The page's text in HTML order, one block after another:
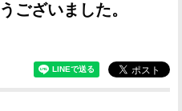
ございました。